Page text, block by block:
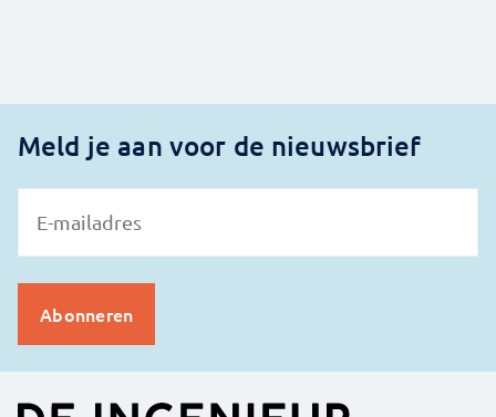
Meld je aan voor de nieuwsbrief